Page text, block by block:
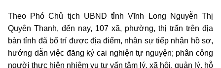
Theo Phó Chủ tịch UBND tỉnh Vĩnh Long Nguyễn Thị
Quyên Thanh, đến nay, 107 xã, phường, thị trấn trên địa
bàn tỉnh đã bố trí được địa điểm, nhân sự tiếp nhận hồ sơ,
hướng dẫn việc đăng ký cai nghiện tự nguyện; phân công
người thực hiện nhiệm vụ tư vấn tâm lý, xã hội, quản lý, hỗ